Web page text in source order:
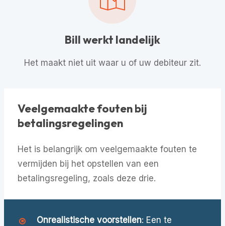
Bill werkt landelijk
Het maakt niet uit waar u of uw debiteur zit.
Veelgemaakte fouten bij
betalingsregelingen
Het is belangrijk om veelgemaakte fouten te
vermijden bij het opstellen van een
betalingsregeling, zoals deze drie.
Onrealistische voorstellen: Een te